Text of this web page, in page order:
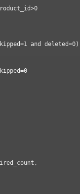
and deleted=0)